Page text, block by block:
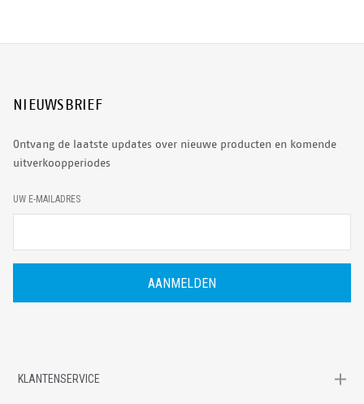
NIEUWSBRIEF
Ontvang de laatste updates over nieuwe producten en komende
uitverkoopperiodes
E
-
M
D
UW E-MAILADRES
KLANTENSERVICE